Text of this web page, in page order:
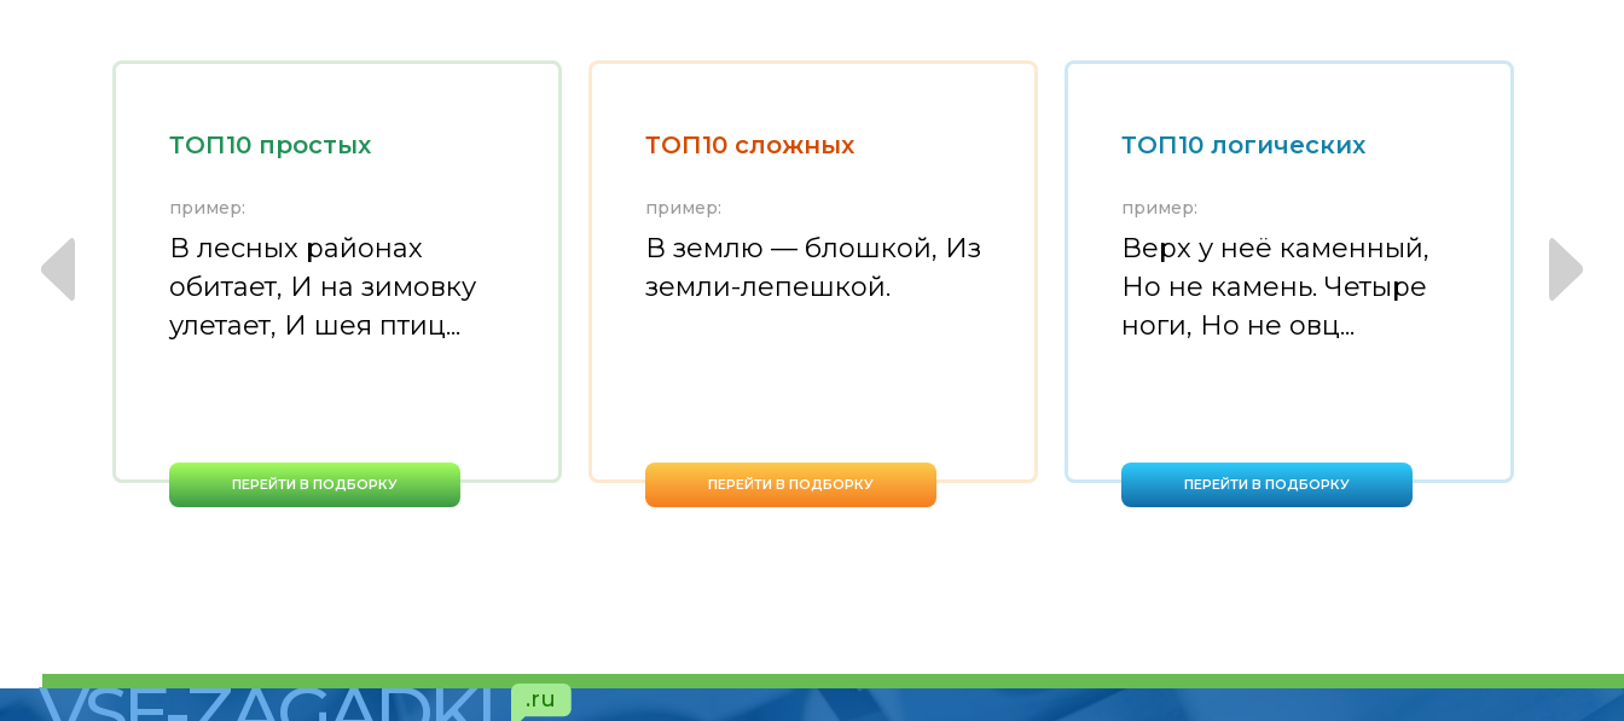
ТОП10 простых
пример:
В лесных районах
обитает, И на зимовку
улетает, И шея птиц...
ПЕРЕЙТИ В ПОДБОРКУ
ТОП10 сложных
пример:
В землю — блошкой, Из
земли-лепешкой.
ПЕРЕЙТИ В ПОДБОРКУ
ТОП10 логических
пример:
Верх у неё каменный,
Но не камень. Четыре
ноги, Но не овц...
ПЕРЕЙТИ В ПОДБОРКУ
.ru